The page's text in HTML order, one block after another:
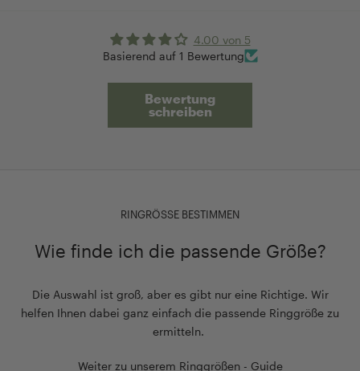
4.00 von 5
Basierend auf 1 Bewertung
Bewertung
schreiben
RINGRÖSSE BESTIMMEN
Wie finde ich die passende Größe?
Die Auswahl ist groß, aber es gibt nur eine Richtige. Wir
helfen Ihnen dabei ganz einfach die passende Ringgröße zu
ermitteln.
Weiter zu unserem Ringgrößen - Guide